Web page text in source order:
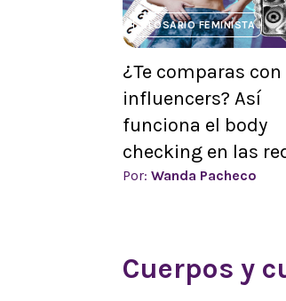
GLOSARIO FEMINISTA
¿Te comparas con
influencers? Así
funciona el body
checking en las
Por: Wanda Pacheco
Cuerpos y